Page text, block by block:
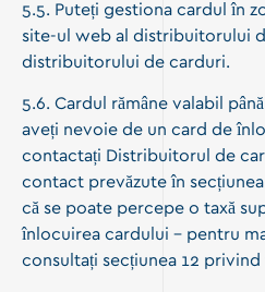
5.5. Puteți gestiona cardul în
site-ul web al distribuitorului
distribuitorului de carduri.
5.6. Cardul rămâne valabil
aveți nevoie de un card de
contactați Distribuitorul de
contact prevăzute în secțiunea
că se poate percepe o taxă
înlocuirea cardului – pentru
consultați secțiunea 12 privind